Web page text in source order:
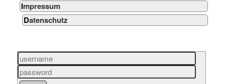
Impressum
Datenschutz